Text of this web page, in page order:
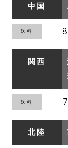
中国
関西
北陸